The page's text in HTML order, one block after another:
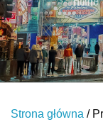
Strona główna /